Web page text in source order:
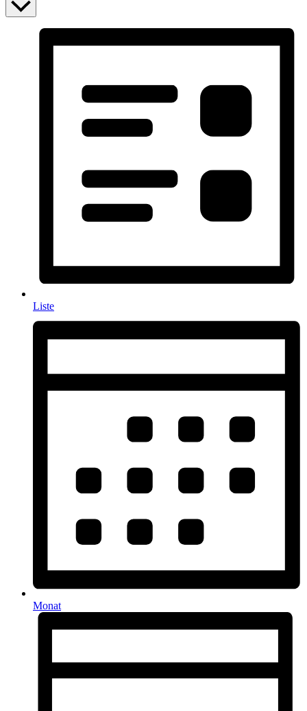
Liste
Monat